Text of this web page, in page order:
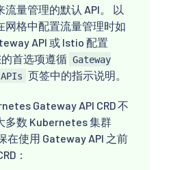
量管理的默认 API。 以
网格中配置流量管理时如
API 或 Istio 配置
首选项遵循 Gateway
页签中的指示说明。
Gateway API CRD 不
多数 Kubernetes 集群
在使用 Gateway API 之前
：